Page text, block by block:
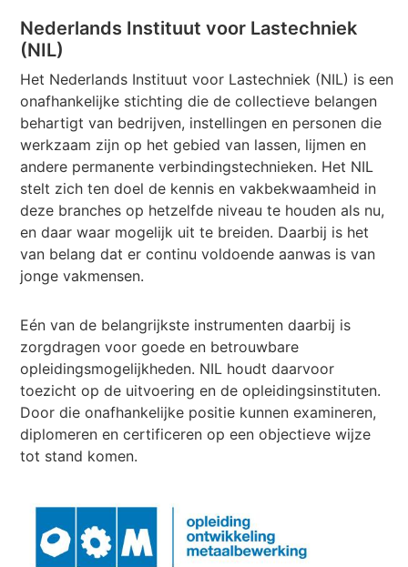
Nederlands Instituut voor Lastechniek
(NIL)
Het Nederlands Instituut voor Lastechniek (NIL) is een
onafhankelijke stichting die de collectieve belangen
behartigt van bedrijven, instellingen en personen die
werkzaam zijn op het gebied van lassen, lijmen en
andere permanente verbindingstechnieken. Het NIL
stelt zich ten doel de kennis en vakbekwaamheid in
deze branches op hetzelfde niveau te houden als nu,
en daar waar mogelijk uit te breiden. Daarbij is het
van belang dat er continu voldoende aanwas is van
jonge vakmensen.
Eén van de belangrijkste instrumenten daarbij is
zorgdragen voor goede en betrouwbare
opleidingsmogelijkheden. NIL houdt daarvoor
toezicht op de uitvoering en de opleidingsinstituten.
Door die onafhankelijke positie kunnen examineren,
diplomeren en certificeren op een objectieve wijze
tot stand komen.